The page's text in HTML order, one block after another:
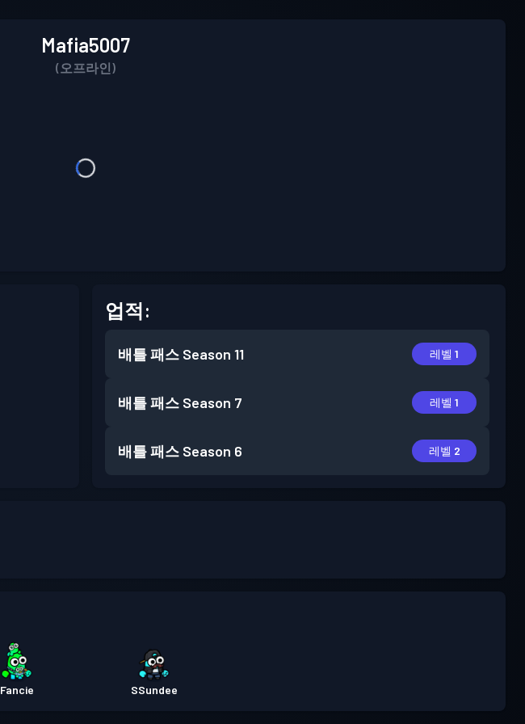
Mafia5007
(오프라인)
업적:
배틀 패스 Season 11 레벨 1
배틀 패스 Season 7 레벨 1
배틀 패스 Season 6 레벨 2
Fancie SSundee